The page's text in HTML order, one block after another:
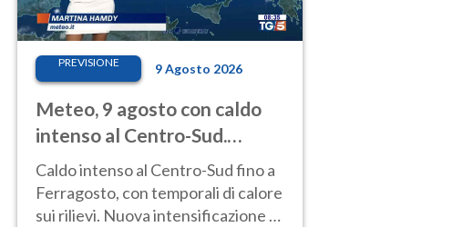
PREVISIONE 9 Agosto 2026
Meteo, 9 agosto con caldo
intenso al Centro-Sud.
Temporali sui rilievi
Caldo intenso al Centro-Sud fino a
Ferragosto, con temporali di calore
sui rilievi. Nuova intensificazione la